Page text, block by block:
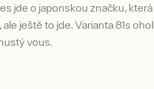
jde o japonskou značku,
ještě to jde. Varianta 81s
vous.